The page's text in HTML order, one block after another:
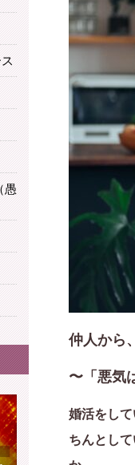
仲人から
〜「悪気
婚活をし
ちんとし
愚